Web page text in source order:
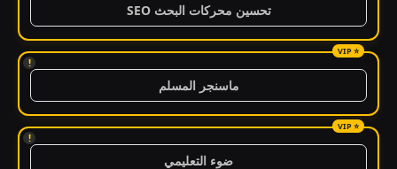
تحسين محركات البحث SEO
!
ماسنجر المسلم
!
ضوء التعليمي